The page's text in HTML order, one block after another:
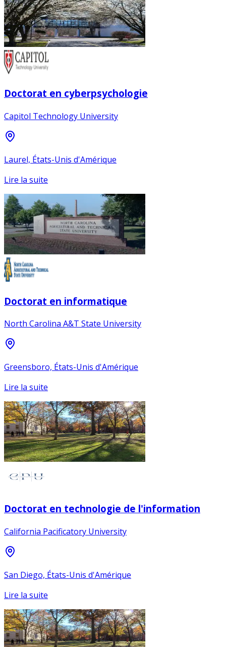
Doctorat en cyberpsychologie
Capitol Technology University
Laurel, États-Unis d'Amérique
Lire la suite
Doctorat en informatique
North Carolina A&T State University
Greensboro, États-Unis d'Amérique
Lire la suite
Doctorat en technologie de l'information
California Pacificatory University
San Diego, États-Unis d'Amérique
Lire la suite